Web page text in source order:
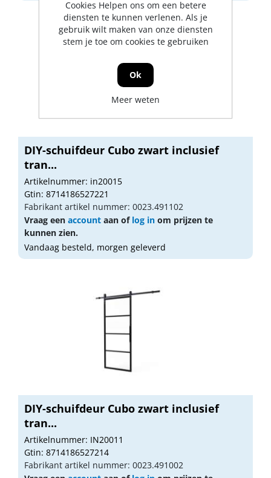
DIY-schuifdeur Cubo zwart inclusief
tran...
Artikelnummer: in20015
Gtin: 8714186527221
Fabrikant artikel nummer: 0023.491102
Vraag een account aan of log in om prijzen te
kunnen zien.
Vandaag besteld, morgen geleverd
DIY-schuifdeur Cubo zwart inclusief
tran...
Artikelnummer: IN20011
Gtin: 8714186527214
Fabrikant artikel nummer: 0023.491002
Cookies Helpen ons om een betere
diensten te kunnen verlenen. Als je
gebruik wilt maken van onze diensten
stem je toe om cookies te gebruiken
Ok
Meer weten